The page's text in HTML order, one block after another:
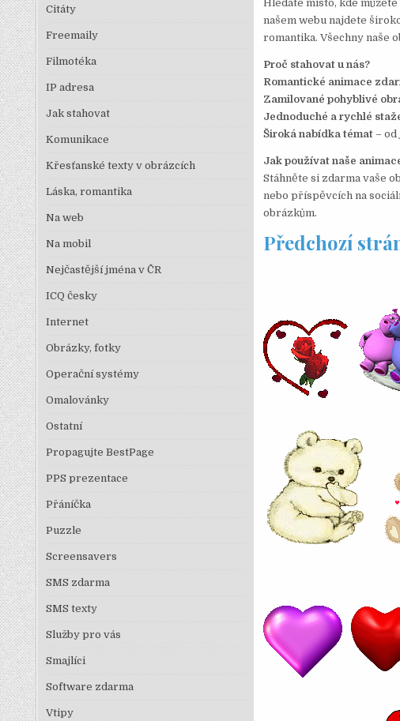
Hledáte místo, kde
našem webu najdete
romantika. Všechny naše
Proč stahovat u nás?
Romantické animace
Zamilované pohyblivé
Jednoduché a rychlé
Široká nabídka témat– od
Jak používat naše
Stáhněte si zdarma vaše
nebo příspěvcích na
obrázkům.
Předchozí
Citáty
Freemaily
Filmotéka
IP adresa
Jak stahovat
Komunikace
Křesťanské texty v obrázcích
Láska, romantika
Na web
Na mobil
Nejčastější jména v ČR
ICQ česky
Internet
Obrázky, fotky
Operační systémy
Omalovánky
Ostatní
Propagujte BestPage
PPS prezentace
Přáníčka
Puzzle
Screensavers
SMS zdarma
SMS texty
Služby pro vás
Smajlíci
Software zdarma
Vtipy